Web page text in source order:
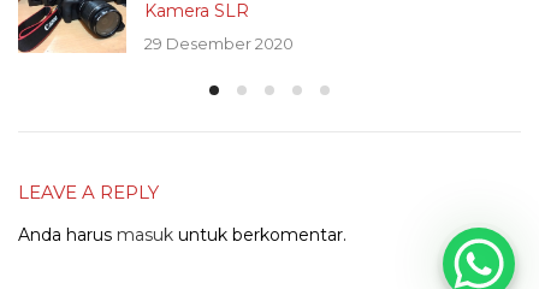
Kamera SLR
29 Desember 2020
LEAVE A REPLY
Anda harus masuk untuk berkomentar.